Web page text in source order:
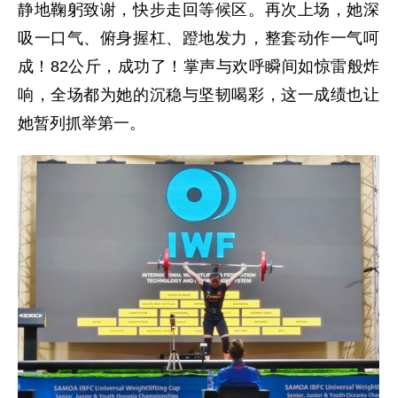
静地鞠躬致谢，快步走回等候区。再次上场，她深
吸一口气、俯身握杠、蹬地发力，整套动作一气呵
成！82公斤，成功了！掌声与欢呼瞬间如惊雷般炸
响，全场都为她的沉稳与坚韧喝彩，这一成绩也让
她暂列抓举第一。